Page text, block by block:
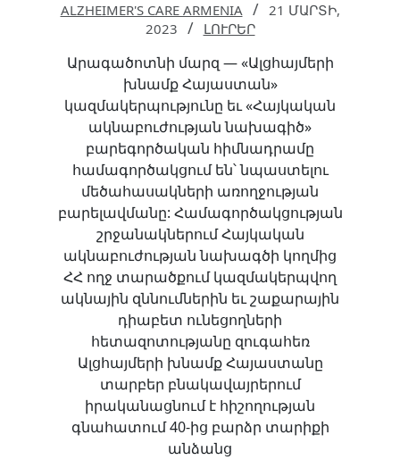
ALZHEIMER'S CARE ARMENIA
21 ՄԱՐՏԻ,
2023
ԼՈՒՐԵՐ
Արագածոտնի մարզ — «Ալցհայմերի
խնամք Հայաստան»
կազմակերպությունը եւ «Հայկական
ակնաբուժության նախագիծ»
բարեգործական հիմնադրամը
համագործակցում են՝ նպաստելու
մեծահասակների առողջության
բարելավմանը: Համագործակցության
շրջանակներում Հայկական
ակնաբուժության նախագծի կողմից
ՀՀ ողջ տարածքում կազմակերպվող
ակնային զննումներին եւ շաքարային
դիաբետ ունեցողների
հետազոտությանը զուգահեռ
Ալցհայմերի խնամք Հայաստանը
տարբեր բնակավայրերում
իրականացնում է հիշողության
գնահատում 40-ից բարձր տարիքի
անձանց